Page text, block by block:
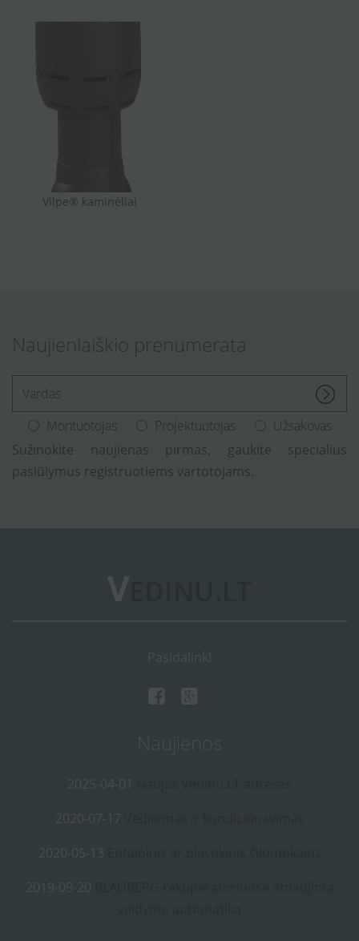
Vilpe® kaminėliai
Naujienlaiškio prenumerata
Montuotojas Projektuotojas
Užsakovas
Sužinokite naujienas pirmas, gaukite specialius
pasiūlymus registruotiems vartotojams.
Pasidalink!
Naujienos
2025-04-01
2020-07-17
2020-05-13
2019-09-20